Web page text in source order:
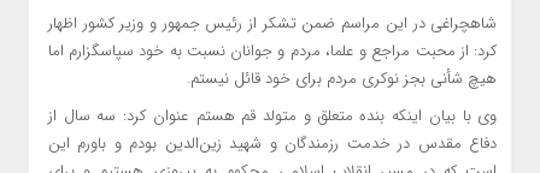
شاهچراغی در این مراسم ضمن تشکر از رئیس جمهور و وزیر کشور اظهار
کرد: از محبت مراجع و علما، مردم و جوانان نسبت به خود سپاسگزارم اما
هیچ شأنی بجز نوکری مردم برای خود قائل نیستم.
وی با بیان اینکه بنده متعلق و متولد قم هستم عنوان کرد: سه سال از
دفاع مقدس در خدمت رزمندگان و شهید زین‌الدین بودم و باورم این